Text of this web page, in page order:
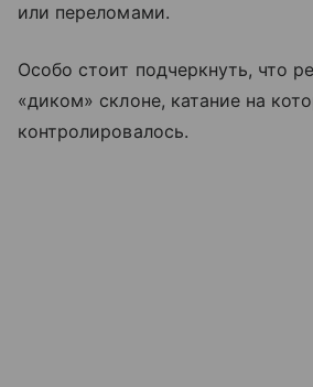
или переломами.
Особо стоит подчеркнуть, что
«диком» склоне, катание на
контролировалось.